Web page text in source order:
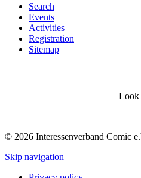
Search
Events
Activities
Registration
Sitemap
Look
© 2026 Interessenverband Comic
Skip navigation